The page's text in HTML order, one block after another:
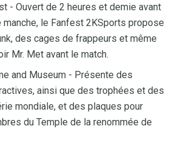
- Ouvert de 2 heures et demie avant
manche, le Fanfest 2KSports propose
des cages de frappeurs et même
Mr. Met avant le match.
and Museum - Présente des
ainsi que des trophées et des
mondiale, et des plaques pour
du Temple de la renommée de